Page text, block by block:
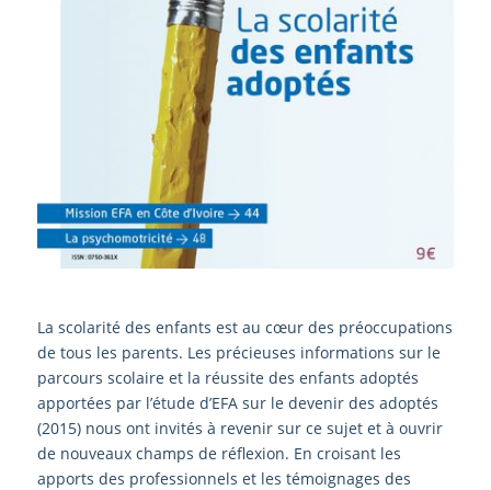
La scolarité des enfants est au cœur des préoccupations
de tous les parents. Les précieuses informations sur le
parcours scolaire et la réussite des enfants adoptés
apportées par l’étude d’EFA sur le devenir des adoptés
(2015) nous ont invités à revenir sur ce sujet et à ouvrir
de nouveaux champs de réflexion. En croisant les
apports des professionnels et les témoignages des